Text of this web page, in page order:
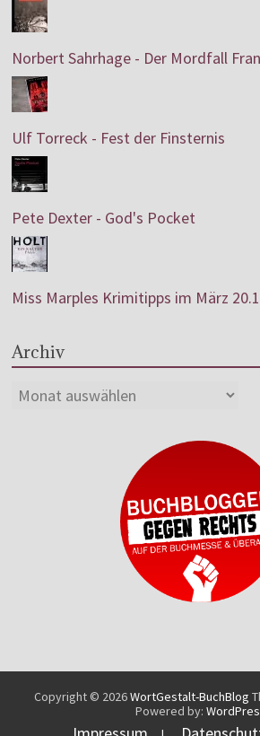
Norbert Sahrhage - Der Mordfall
Ulf Torreck - Fest der Finsternis
Pete Dexter - God's Pocket
Miss Marples Krimitipps im März
Archiv
Copyright © 2026WortGestalt-BuchBlog
Powered by: